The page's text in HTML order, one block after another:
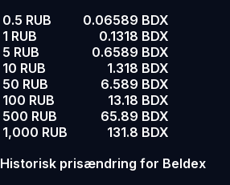
0.5 RUB
0.06589 BDX
1 RUB
0.1318 BDX
5 RUB
0.6589 BDX
10 RUB
1.318 BDX
50 RUB
6.589 BDX
100 RUB
13.18 BDX
500 RUB
65.89 BDX
1,000 RUB
131.8 BDX
Historisk prisændring for Beldex